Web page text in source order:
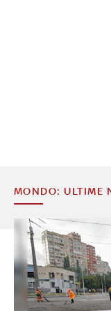
MONDO: ULTIME